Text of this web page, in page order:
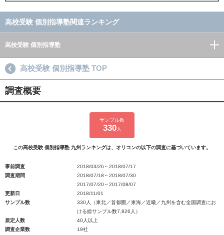
高校受験 個別指導塾関連ランキング
高校受験 個別指導塾
高校受験 個別指導塾 TOP
調査概要
サンプル数
330人
この高校受験 個別指導塾 九州ランキングは、オリコンの以下の調査に基づいています。
事前調査
2018/03/26～2018/07/17
調査期間
2018/07/18～2018/07/30
2017/07/20～2017/08/07
更新日
2018/11/01
サンプル数
330人（東北／首都圏／東海／近畿／九州を含む全国調査にお
ける総サンプル数7,826人）
規定人数
40人以上
調査企業数
19社